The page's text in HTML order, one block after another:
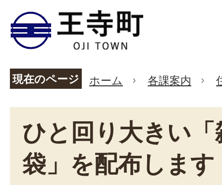
現在のページ ホーム 各課案内
ひと回り大きい
袋」を配布します